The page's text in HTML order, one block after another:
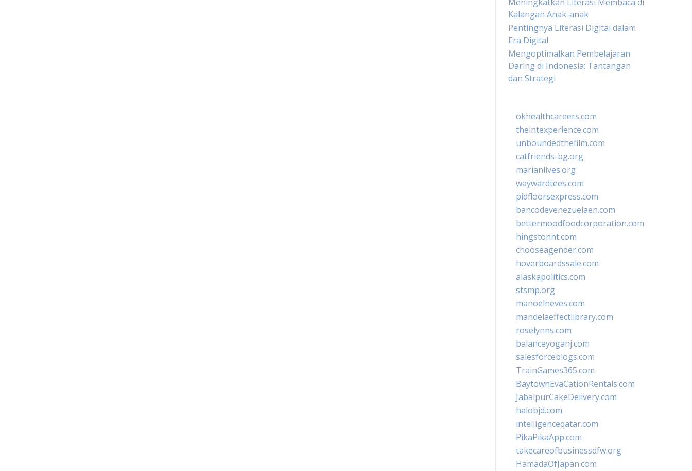
Kalangan Anak-anak
Pentingnya Literasi Digital dalam
Era Digital
Mengoptimalkan Pembelajaran
Daring di Indonesia: Tantangan
dan Strategi
okhealthcareers.com
theintexperience.com
unboundedthefilm.com
catfriends-bg.org
marianlives.org
waywardtees.com
pidfloorsexpress.com
bancodevenezuelaen.com
bettermoodfoodcorporation.com
hingstonnt.com
chooseagender.com
hoverboardssale.com
alaskapolitics.com
stsmp.org
manoelneves.com
mandelaeffectlibrary.com
roselynns.com
balanceyoganj.com
salesforceblogs.com
TrainGames365.com
BaytownEvaCationRentals.com
JabalpurCakeDelivery.com
halobjd.com
intelligenceqatar.com
PikaPikaApp.com
takecareofbusinessdfw.org
HamadaOfJapan.com